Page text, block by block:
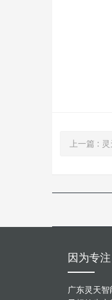
上一篇 :
因为专
广东灵天